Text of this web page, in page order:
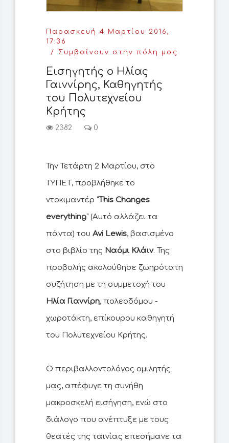
Παρασκευή 4 Μαρτίου 2016,
17:36
Συμβαίνουν στην πόλη μας
Εισηγητής ο Ηλίας
Γαιννίρης, Καθηγητής
του Πολυτεχνείου
Κρήτης
2382 0
Την Τετάρτη 2 Μαρτίου, στο
ΤΥΠΕΤ, προβλήθηκε το
ντοκιμαντέρ “This Changes
everything” (Αυτό αλλάζει τα
πάντα) του Avi Lewis, βασισμένο
στο βιβλίο της Ναόμι Κλάιν. Της
προβολής ακολούθησε ζωηρότατη
συζήτηση με τη συμμετοχή του
Ηλία Γιαννίρη, πολεοδόμου -
χωροτάκτη, επίκουρου καθηγητή
του Πολυτεχνείου Κρήτης.
Ο περιβαλλοντολόγος ομιλητής
μας, απέφυγε τη συνήθη
μακροσκελή εισήγηση, ενώ στο
διάλογο που ανέπτυξε με τους
θεατές της ταινίας επεσήμανε τα